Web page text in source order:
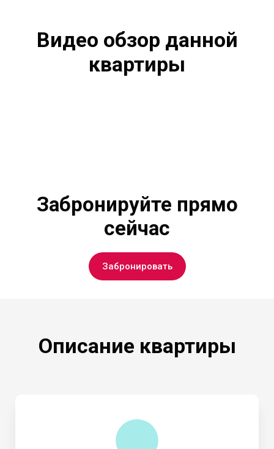
Видео обзор данной
квартиры
Забронируйте прямо
сейчас
Забронировать
Описание квартиры